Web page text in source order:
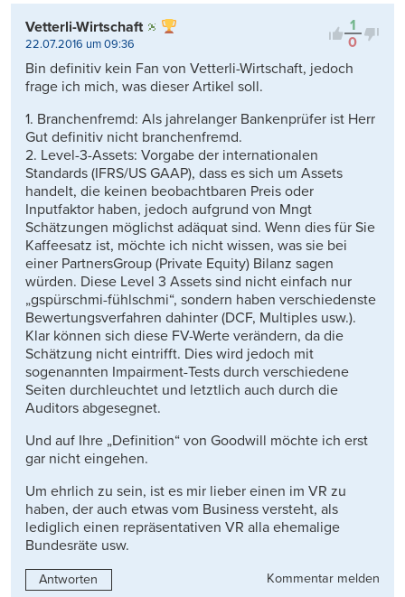
1
0
Vetterli-Wirtschaft
22.07.2016 um 09:36
Bin definitiv kein Fan von Vetterli-Wirtschaft, jedoch
frage ich mich, was dieser Artikel soll.
1. Branchenfremd: Als jahrelanger Bankenprüfer ist Herr
Gut definitiv nicht branchenfremd.
2. Level-3-Assets: Vorgabe der internationalen
Standards (IFRS/US GAAP), dass es sich um Assets
handelt, die keinen beobachtbaren Preis oder
Inputfaktor haben, jedoch aufgrund von Mngt
Schätzungen möglichst adäquat sind. Wenn dies für Sie
Kaffeesatz ist, möchte ich nicht wissen, was sie bei
einer PartnersGroup (Private Equity) Bilanz sagen
würden. Diese Level 3 Assets sind nicht einfach nur
„gspürschmi-fühlschmi“, sondern haben verschiedenste
Bewertungsverfahren dahinter (DCF, Multiples usw.).
Klar können sich diese FV-Werte verändern, da die
Schätzung nicht eintrifft. Dies wird jedoch mit
sogenannten Impairment-Tests durch verschiedene
Seiten durchleuchtet und letztlich auch durch die
Auditors abgesegnet.
Und auf Ihre „Definition“ von Goodwill möchte ich erst
gar nicht eingehen.
Um ehrlich zu sein, ist es mir lieber einen im VR zu
haben, der auch etwas vom Business versteht, als
lediglich einen repräsentativen VR alla ehemalige
Bundesräte usw.
Antworten
Kommentar melden